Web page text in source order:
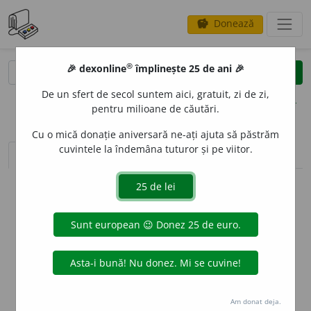
savings Donează
clear
opțiuni
sinteza definițiilor (1) definiții (3) declinări
info
Aceste definiții sunt compilate de
echipa dexonline. Definițiile
originale se află pe filadefiniții.
preferințe
🎉 dexonline® împlinește 25 de ani 🎉
De un sfert de secol suntem aici, gratuit, zi de zi,
pentru milioane de căutări.
Cu o mică donație aniversară ne-ați ajuta să păstrăm
cuvintele la îndemâna tuturor și pe viitor.
Am donat deja.